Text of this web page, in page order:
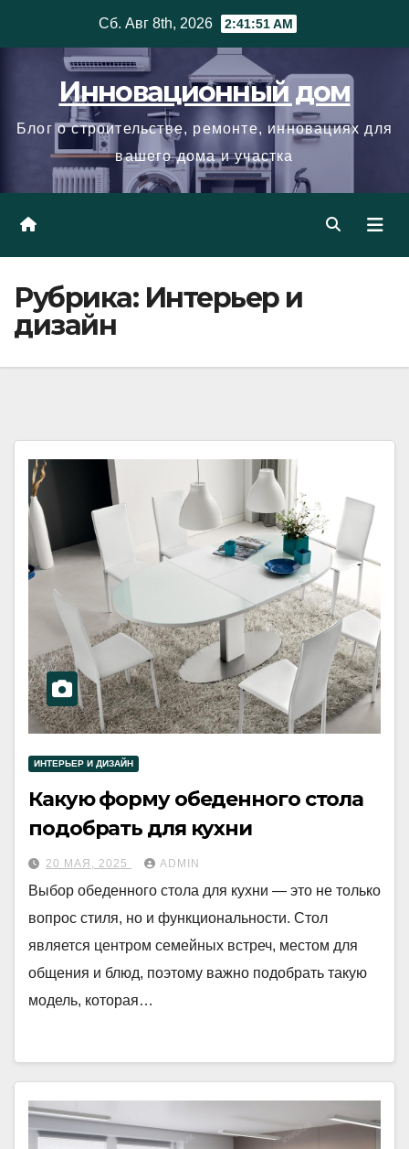
Сб. Авг 8th, 2026 2:41:53 AM
Инновационный дом
Блог о строительстве, ремонте, инновациях для
вашего дома и участка
Рубрика: Интерьер и
дизайн
ИНТЕРЬЕР И ДИЗАЙН
Какую форму обеденного стола
подобрать для кухни
20 МАЯ, 2025 ADMIN
Выбор обеденного стола для кухни — это не только
вопрос стиля, но и функциональности. Стол
является центром семейных встреч, местом для
общения и блюд, поэтому важно подобрать такую
модель, которая…